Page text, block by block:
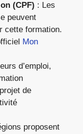
(CPF) : Les
peuvent
cette formation.
Mon
d’emploi,
de
proposent